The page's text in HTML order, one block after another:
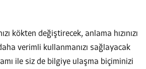
kökten değiştirecek, anlama hızınızı
verimli kullanmanızı sağlayacak
ile siz de bilgiye ulaşma biçiminizi